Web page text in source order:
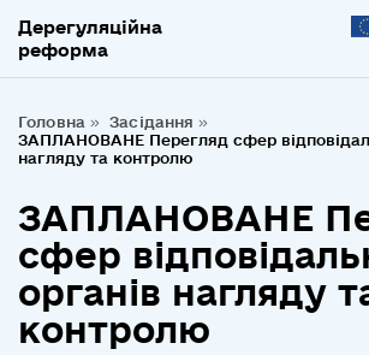
Дерегуляційна
реформа
Головна
Засідання
ЗАПЛАНОВАНЕ Перегляд сфер
нагляду та контролю
ЗАПЛАНОВАНЕ
сфер
органів нагляду
контролю